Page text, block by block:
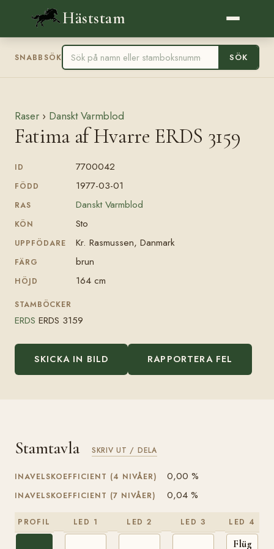
Häststam
SNABBSÖK SÖK
Raser › Danskt Varmblod
Fatima af Hvarre ERDS 3159
ID 7700042
FÖDD 1977-03-01
RAS Danskt Varmblod
KÖN Sto
UPPFÖDARE Kr. Rasmussen, Danmark
FÄRG brun
HÖJD 164 cm
STAMBÖCKER
ERDS ERDS 3159
SKICKA IN BILD RAPPORTERA FEL
Stamtavla SKRIV UT / DELA
INAVELSKOEFFICIENT (4 NIVÅER) 0,00 %
INAVELSKOEFFICIENT (7 NIVÅER) 0,04 %
PROFIL LED 1 LED 2 LED 3 LED 4